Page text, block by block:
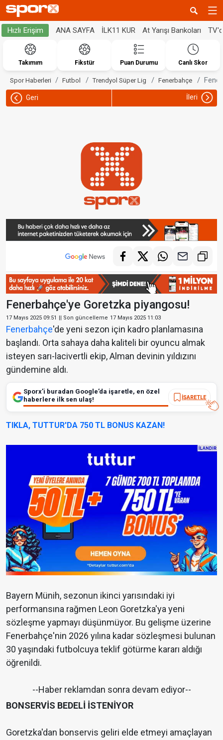
Hızlı Erişim ANA SAYFA İLK11 KUR At Yarışı Bankoları
Takımım Fikstür Puan Durumu Canlı Skor
Spor Haberleri Futbol Trendyol Süper Lig Fenerbahçe
Geri İleri
Fenerbahçe'ye Goretzka piyangosu!
17 Mayıs 2025 09:51 || Son güncelleme 17 Mayıs 2025 11:03
Fenerbahçe'de yeni sezon için kadro planlamasına
başlandı. Orta sahaya daha kaliteli bir oyuncu almak
isteyen sarı-lacivertli ekip, Alman devinin yıldızını
gündemine aldı.
Sporx’i buradan Google’da işaretle, en özel
haberlere ilk sen ulaş!
İŞARETLE
TIKLA, TUTTUR'DA 750 TL BONUS KAZAN!
Bayern Münih, sezonun ikinci yarısındaki iyi
performansına rağmen Leon Goretzka'ya yeni
sözleşme yapmayı düşünmüyor. Bu gelişme üzerine
Fenerbahçe'nin 2026 yılına kadar sözleşmesi bulunan
30 yaşındaki futbolcuya teklif götürme kararı aldığı
öğrenildi.
--Haber reklamdan sonra devam ediyor--
BONSERVİS BEDELİ İSTENİYOR
Goretzka'dan bonservis geliri elde etmeyi amaçlayan